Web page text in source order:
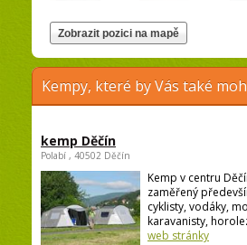
Kempy, které by Vás také
kemp Děčín
Polabí , 40502 Děčín
Kemp v centru
zaměřený
cyklisty, vodáky,
karavanisty,
web stránky